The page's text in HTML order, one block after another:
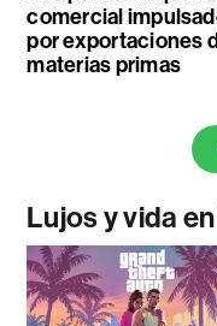
comercial
por exportaciones
materias primas
Lujos y vida